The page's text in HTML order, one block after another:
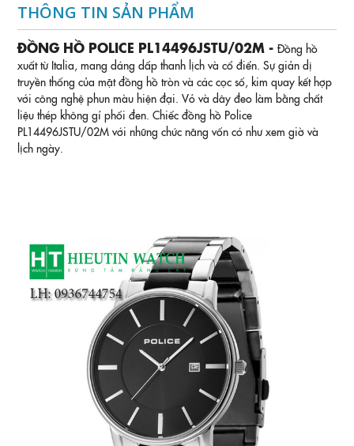
THÔNG TIN SẢN PHẨM
ĐỒNG HỒ POLICE PL14496JSTU/02M -Đồng hồ
xuất từ Italia, mang dáng dấp thanh lịch và cổ điển. Sự giản dị
truyền thống của mặt đồng hồ tròn và các cọc số, kim quay kết hợp
với công nghệ phun màu hiện đại. Vỏ và dây đeo làm bằng chất
liệu thép không gỉ phối đen. Chiếc đồng hồ Police
PL14496JSTU/02M với những chức năng vốn có như xem giờ và
lịch ngày.